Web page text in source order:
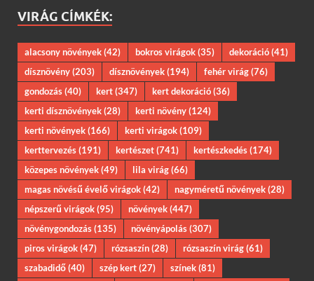
VIRÁG CÍMKÉK:
alacsony növények(42) bokros virágok(35) dekoráció(41)
dísznövény(203) dísznövények(194) fehér virág(76)
gondozás(40) kert(347) kert dekoráció(36)
kerti dísznövények(28) kerti növény(124)
kerti növények(166) kerti virágok(109)
kerttervezés(191) kertészet(741) kertészkedés(174)
közepes növények(49) lila virág(66)
magas növésű évelő virágok(42) nagyméretű növények(28)
népszerű virágok(95) növények(447)
növénygondozás(135) növényápolás(307)
piros virágok(47) rózsaszín(28) rózsaszín virág(61)
szabadidő(40) szép kert(27) színek(81)